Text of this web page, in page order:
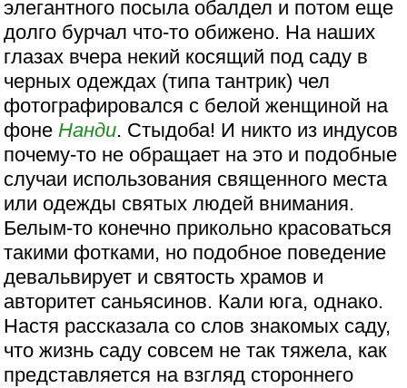
элегантного посыла обалдел и потом еще
долго бурчал что-то обижено. На наших
глазах вчера некий косящий под саду в
черных одеждах (типа тантрик) чел
фотографировался с белой женщиной на
фоне Нанди. Стыдоба! И никто из индусов
почему-то не обращает на это и подобные
случаи использования священного места
или одежды святых людей внимания.
Белым-то конечно прикольно красоваться
такими фотками, но подобное поведение
девальвирует и святость храмов и
авторитет саньясинов. Кали юга, однако.
Настя рассказала со слов знакомых саду,
что жизнь саду совсем не так тяжела, как
представляется на взгляд стороннего